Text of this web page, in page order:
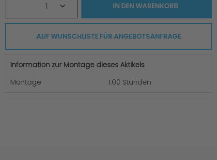
1 IN DENWARENKORB
AUF WUNSCHLISTE FÜR ANGEBOTSANFRAGE
Information zur Montage dieses Aktikels
Montage
1.00 Stunden